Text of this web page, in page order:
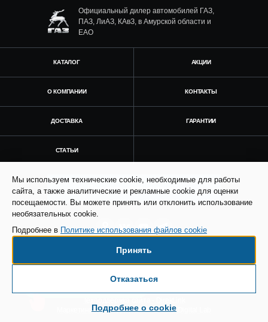
Официальный дилер автомобилей ГАЗ,
ПАЗ, ЛиАЗ, КАвЗ, в Амурской области и
ЕАО
КАТАЛОГ АКЦИИ
О КОМПАНИИ КОНТАКТЫ
ДОСТАВКА ГАРАНТИИ
СТАТЬИ
Получить консультацию
© Все права защищены. Информация сайта
Маркетинговая поддержка - AdCreat Digital Lab
Мы используем технические cookie, необходимые для работы
сайта, а также аналитические и рекламные cookie для оценки
посещаемости. Вы можете принять или отклонить использование
необязательных cookie.
Подробнее в Политике использования файлов cookie
Принять
Отказаться
Подробнее о cookie